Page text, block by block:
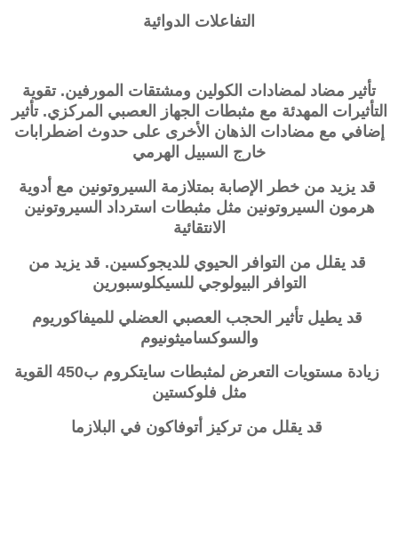
التفاعلات الدوائية
تأثير مضاد لمضادات الكولين ومشتقات المورفين. تقوية
التأثيرات المهدئة مع مثبطات الجهاز العصبي المركزي. تأثير
إضافي مع مضادات الذهان الأخرى على حدوث اضطرابات
خارج السبيل الهرمي
قد يزيد من خطر الإصابة بمتلازمة السيروتونين مع أدوية
هرمون السيروتونين مثل مثبطات استرداد السيروتونين
الانتقائية
قد يقلل من التوافر الحيوي للديجوكسين. قد يزيد من
التوافر البيولوجي للسيكلوسبورين
قد يطيل تأثير الحجب العصبي العضلي للميفاكوريوم
والسوكساميثونيوم
زيادة مستويات التعرض لمثبطات سايتكروم ب450 القوية
مثل فلوكستين
قد يقلل من تركيز أتوفاكون في البلازما